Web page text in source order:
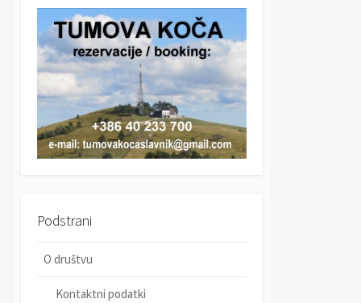
c
h
Podstrani
O društvu
Kontaktni podatki